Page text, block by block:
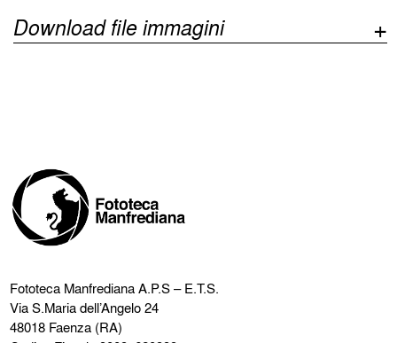
Download file immagini
Fototeca ManfredianaA.P.S – E.T.S.
Via S.Maria dell’Angelo 24
48018 Faenza (RA)